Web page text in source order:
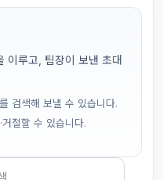
이루고, 팀장이 보낸 초대
검색해 보낼 수 있습니다.
절할 수 있습니다.